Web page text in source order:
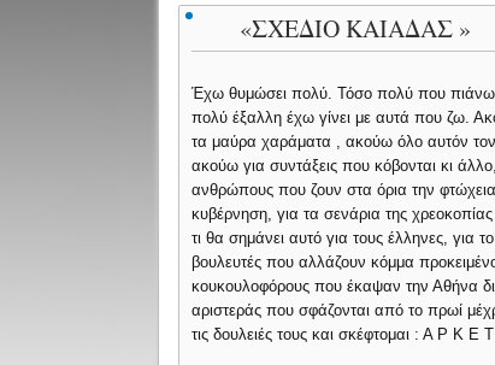
«ΣΧΕΔΙΟ ΚΑΙΑΔΑΣ »
Έχω θυμώσει πολύ. Τόσο πολύ που
πολύ έξαλλη έχω γίνει με αυτά που ζω.
τα μαύρα χαράματα , ακούω όλο αυτόν τον
ακούω για συντάξεις που κόβονται κι
ανθρώπους που ζουν στα όρια την
κυβέρνηση, για τα σενάρια της
τι θα σημάνει αυτό για τους έλληνες, για
βουλευτές που αλλάζουν κόμμα
κουκουλοφόρους που έκαψαν την Αθήνα
αριστεράς που σφάζονται από το πρωί
τις δουλειές τους και σκέφτομαι : Α Ρ Κ Ε